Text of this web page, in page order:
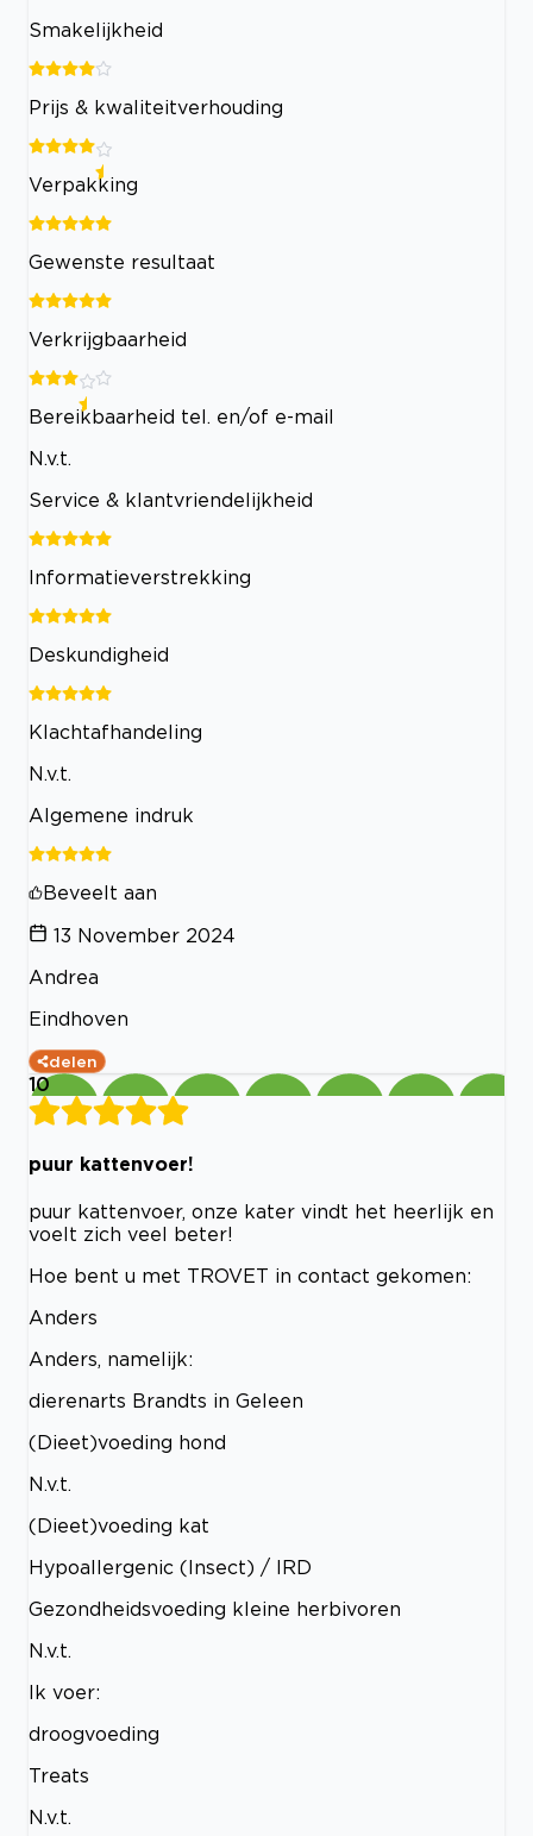
Smakelijkheid
Prijs & kwaliteitverhouding
Verpakking
Gewenste resultaat
Verkrijgbaarheid
Bereikbaarheid tel. en/of e-mail
N.v.t.
Service & klantvriendelijkheid
Informatieverstrekking
Deskundigheid
Klachtafhandeling
N.v.t.
Algemene indruk
Beveelt aan
13 November 2024
Andrea
Eindhoven
delen
10
puur kattenvoer!
puur kattenvoer, onze kater vindt het heerlijk en
voelt zich veel beter!
Hoe bent u met TROVET in contact gekomen:
Anders
Anders, namelijk:
dierenarts Brandts in Geleen
(Dieet)voeding hond
N.v.t.
(Dieet)voeding kat
Hypoallergenic (Insect) / IRD
Gezondheidsvoeding kleine herbivoren
N.v.t.
Ik voer:
droogvoeding
Treats
N.v.t.